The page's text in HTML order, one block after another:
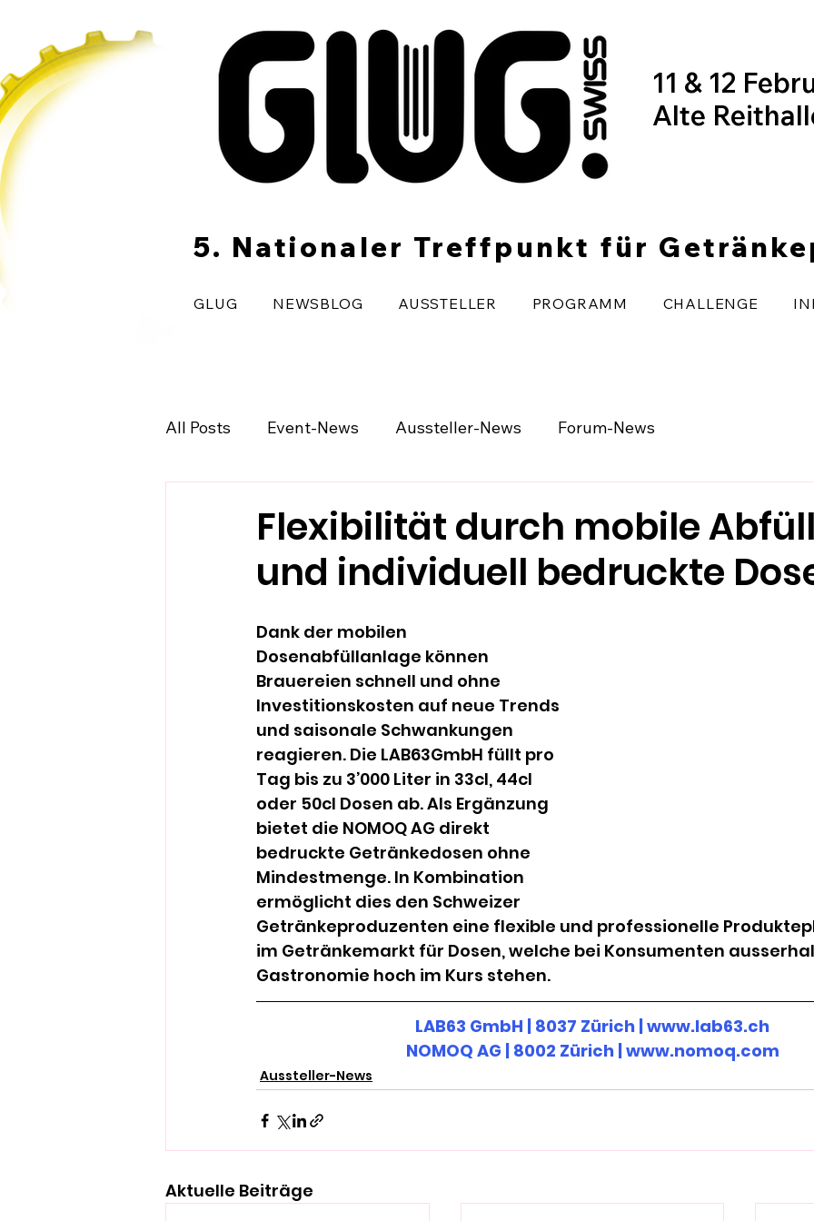
11 & 12
Alte
5. Nationaler Treffpunkt für
GLUG NEWSBLOG AUSSTELLER PROGRAMM CHALLENGE
All Posts Event-News Aussteller-News Forum-News
Flexibilität durch mobile
und individuell bedruckte
Dank der mobilen
Dosenabfüllanlage können
Brauereien schnell und ohne
Investitionskosten auf neue Trends
und saisonale Schwankungen
reagieren. Die LAB63GmbH füllt pro
Tag bis zu 3’000 Liter in 33cl, 44cl
oder 50cl Dosen ab. Als Ergänzung
bietet die NOMOQ AG direkt
bedruckte Getränkedosen ohne
Mindestmenge. In Kombination
ermöglicht dies den Schweizer
Getränkeproduzenten eine flexible und professionelle
im Getränkemarkt für Dosen, welche bei Konsumenten
Gastronomie hoch im Kurs stehen.
LAB63 GmbH | 8037 Zürich | www.lab63.ch
NOMOQ AG | 8002 Zürich | www.nomoq.com
Aussteller-News
Aktuelle Beiträge